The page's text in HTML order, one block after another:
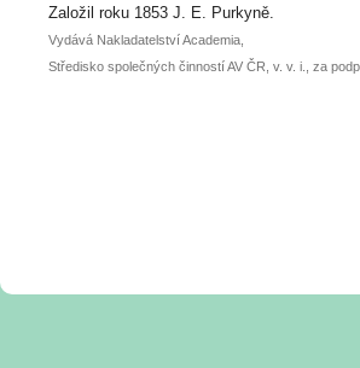
posteru je už 30. června.
Založil roku 1853 J. E. Purkyně.
Vydává Nakladatelství Academia,
Středisko společných činností AV ČR, v. v. i., za